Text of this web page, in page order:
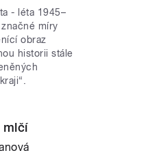
- léta 1945–
míry
obraz
historii stále
mlčí